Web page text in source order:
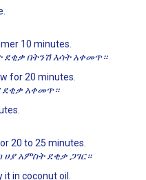
10 minutes.
ደቂቃ በትንሽ እሳት አቀመጥ።
for 20 minutes.
ደቂቃ አቀመጥ።
20 to 25 minutes.
ሀያ አምስት ደቂቃ ጋገር።
in coconut oil.